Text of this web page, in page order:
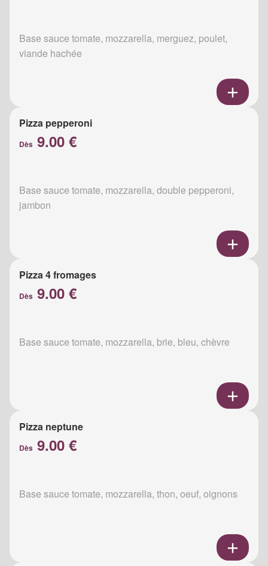
Base sauce tomate, mozzarella, merguez, poulet,
viande hachée
Pizza pepperoni
Dès 9.00 €
Base sauce tomate, mozzarella, double pepperoni,
jambon
Pizza 4 fromages
Dès 9.00 €
Base sauce tomate, mozzarella, brie, bleu, chèvre
Pizza neptune
Dès 9.00 €
Base sauce tomate, mozzarella, thon, oeuf, oignons